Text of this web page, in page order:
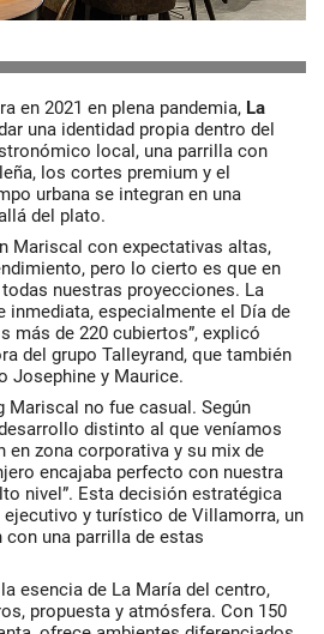
en 2021 en plena pandemia, La
una identidad propia dentro del
local, una parrilla con
los cortes premium y el
urbana se integran en una
del plato.
Mariscal con expectativas altas,
pero lo cierto es que en
nuestras proyecciones. La
inmediata, especialmente el Día de
más de 220 cubiertos”, explicó
del grupo Talleyrand, que también
Josephine y Maurice.
Mariscal no fue casual. Según
distinto al que veníamos
en zona corporativa y su mix de
encajaba perfecto con nuestra
nivel”. Esta decisión estratégica
y turístico de Villamorra, un
con una parrilla de estas
esencia de La María del centro,
propuesta y atmósfera. Con 150